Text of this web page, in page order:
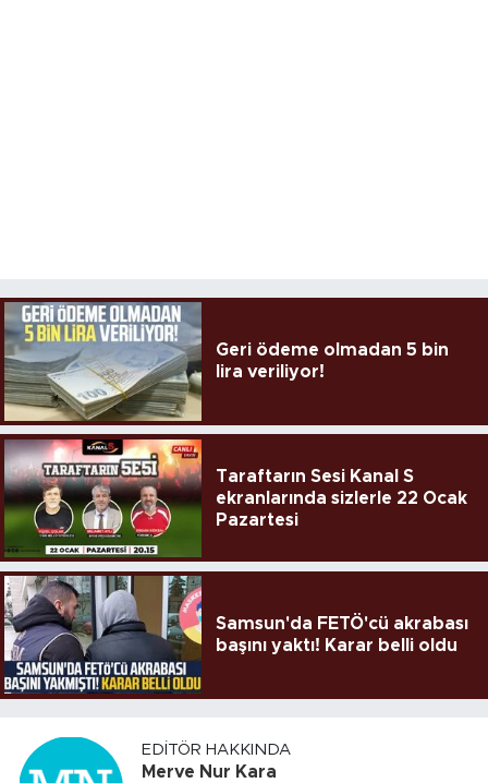
Geri ödeme olmadan 5 bin
lira veriliyor!
Taraftarın Sesi Kanal S
ekranlarında sizlerle 22 Ocak
Pazartesi
Samsun'da FETÖ'cü akrabası
başını yaktı! Karar belli oldu
EDITÖR HAKKINDA
Merve Nur Kara